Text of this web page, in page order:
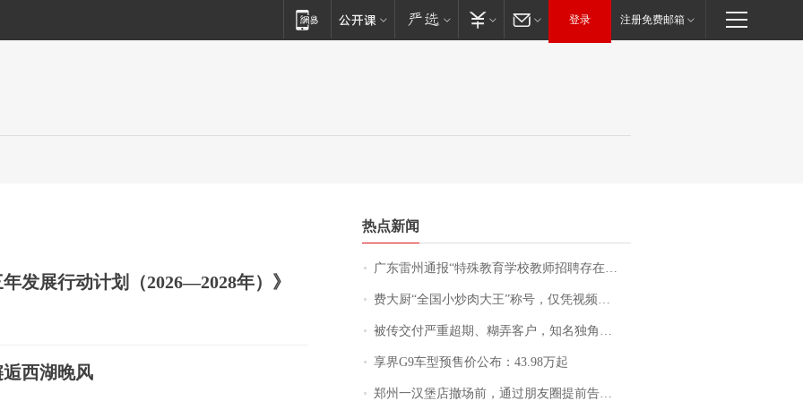
登录 注册免费邮箱
发展行动计划（2026—2028年）》
西湖晚风
热点新闻
广东雷州通报“特殊教育学校教师招聘存在违规行为”：已启动问责程序 副校长被停职
费大厨“全国小炒肉大王”称号，仅凭视频评出？中国烹饪协会回应
被传交付严重超期、糊弄客户，知名独角兽车企创始人回应：都没证据，将依法采取措施，“本人长期与美国交管局保持沟通，对方表示肯定”
享界G9车型预售价公布：43.98万起
郑州一汉堡店撤场前，通过朋友圈提前告知逐一退费，有顾客仅剩1元也全被退回，分文不少；顾客：言而有信，让人感动